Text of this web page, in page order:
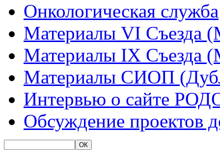
Онкологическая служба
Материалы VI Съезда
Материалы IX Съезда
Материалы СИОП
Интервью о сайте
Обсуждение проектов